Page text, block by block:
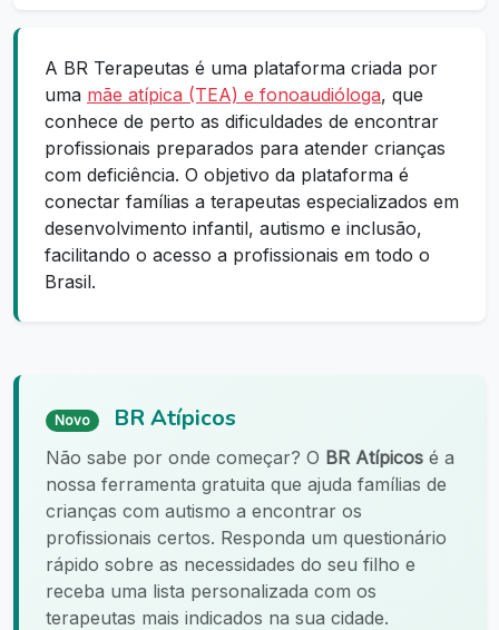
A BR Terapeutas é uma plataforma criada por
uma mãe atípica (TEA) e fonoaudióloga, que
conhece de perto as dificuldades de encontrar
profissionais preparados para atender crianças
com deficiência. O objetivo da plataforma é
conectar famílias a terapeutas especializados em
desenvolvimento infantil, autismo e inclusão,
facilitando o acesso a profissionais em todo o
Brasil.
Novo BR Atípicos
Não sabe por onde começar? O BR Atípicos é a
nossa ferramenta gratuita que ajuda famílias de
crianças com autismo a encontrar os
profissionais certos. Responda um questionário
rápido sobre as necessidades do seu filho e
receba uma lista personalizada com os
terapeutas mais indicados na sua cidade.